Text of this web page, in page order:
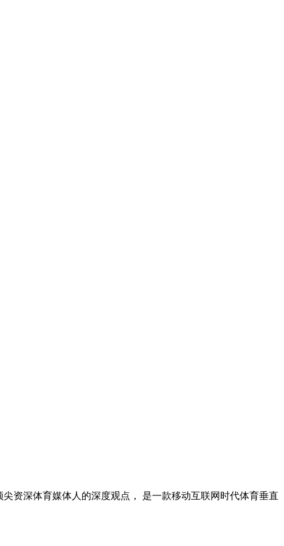
资深体育媒体人的深度观点， 是一款移动互联网时代体育垂直